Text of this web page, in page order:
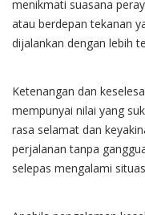
menikmati suasana
atau berdepan tekanan
dijalankan dengan lebih
Ketenangan dan
mempunyai nilai yang
rasa selamat dan
perjalanan tanpa
selepas mengalami